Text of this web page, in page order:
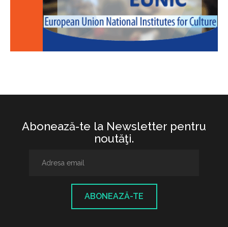
Abonează-te la Newsletter pentru
noutăţi.
ABONEAZĂ-TE